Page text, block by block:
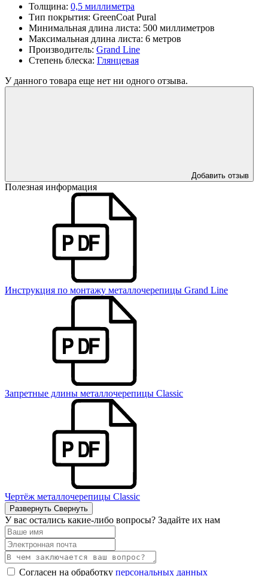
Толщина: 0,5 миллиметра
Тип покрытия: GreenCoat Pural
Минимальная длина листа: 500 миллиметров
Максимальная длина листа: 6 метров
Производитель: Grand Line
Степень блеска: Глянцевая
У данного товара еще нет ни одного отзыва.
Добавить отзыв
Полезная информация
Инструкция по монтажу металлочерепицы Grand Line
Запретные длины металлочерепицы Classic
Чертёж металлочерепицы Classic
Развернуть Свернуть
У вас остались какие-либо вопросы? Задайте их нам
Согласен на обработку персональных данных